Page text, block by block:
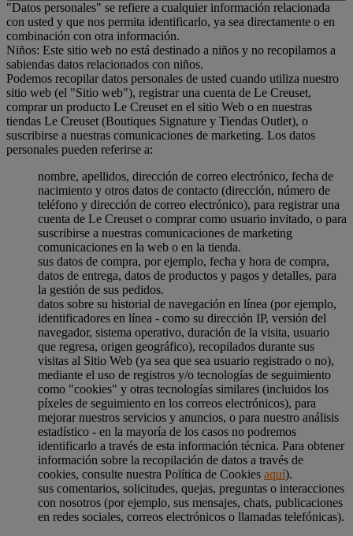
"Datos personales" se refiere a cualquier información relacionada
con usted y que nos permita identificarlo, ya sea directamente o en
combinación con otra información.
Niños: Este sitio web no está destinado a niños y no recopilamos a
sabiendas datos relacionados con niños.
Podemos recopilar datos personales de usted cuando utiliza nuestro
sitio web (el "Sitio web"), registrar una cuenta de Le Creuset,
comprar un producto Le Creuset en el sitio Web o en nuestras
tiendas Le Creuset (Boutiques Signature y Tiendas Outlet), o
suscribirse a nuestras comunicaciones de marketing. Los datos
personales pueden referirse a:
nombre, apellidos, dirección de correo electrónico, fecha de
nacimiento y otros datos de contacto (dirección, número de
teléfono y dirección de correo electrónico), para registrar una
cuenta de Le Creuset o comprar como usuario invitado, o para
suscribirse a nuestras comunicaciones de marketing
comunicaciones en la web o en la tienda.
sus datos de compra, por ejemplo, fecha y hora de compra,
datos de entrega, datos de productos y pagos y detalles, para
la gestión de sus pedidos.
datos sobre su historial de navegación en línea (por ejemplo,
identificadores en línea - como su dirección IP, versión del
navegador, sistema operativo, duración de la visita, usuario
que regresa, origen geográfico), recopilados durante sus
visitas al Sitio Web (ya sea que sea usuario registrado o no),
mediante el uso de registros y/o tecnologías de seguimiento
como "cookies" y otras tecnologías similares (incluidos los
píxeles de seguimiento en los correos electrónicos), para
mejorar nuestros servicios y anuncios, o para nuestro análisis
estadístico - en la mayoría de los casos no podremos
identificarlo a través de esta información técnica. Para obtener
información sobre la recopilación de datos a través de
cookies, consulte nuestra Política de Cookies aquí).
sus comentarios, solicitudes, quejas, preguntas o interacciones
con nosotros (por ejemplo, sus mensajes, chats, publicaciones
en redes sociales, correos electrónicos o llamadas telefónicas).